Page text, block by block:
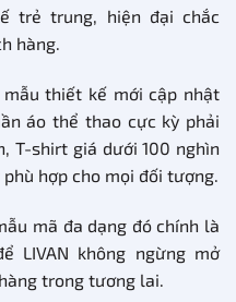
trẻ trung, hiện đại chắc
hàng.
thiết kế mới cập nhật
áo thể thao cực kỳ phải
T-shirt giá dưới 100 nghìn
hợp cho mọi đối tượng.
mã đa dạng đó chính là
LIVAN không ngừng mở
trong tương lai.